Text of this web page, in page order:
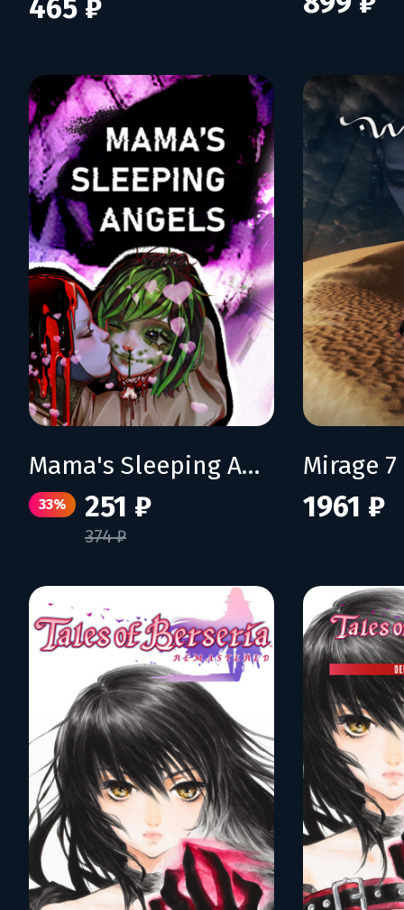
465 ₽
Mama's Sleeping Angels
33% 251 ₽
374 ₽
Mirage 7
1961 ₽